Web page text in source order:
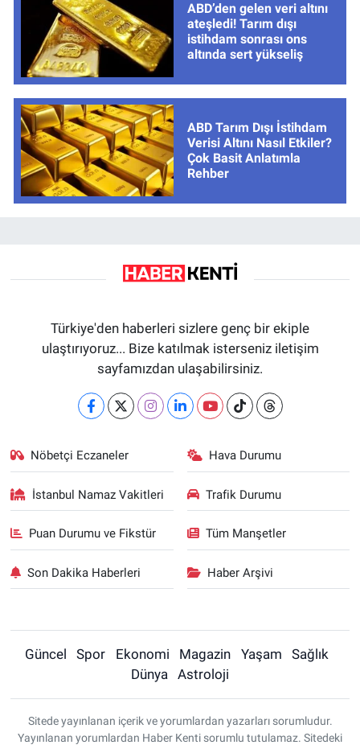
ABD’den gelen veri altını
ateşledi! Tarım dışı
istihdam sonrası ons
altında sert yükseliş
ABD Tarım Dışı İstihdam
Verisi Altını Nasıl Etkiler?
Çok Basit Anlatımla
Rehber
Türkiye'den haberleri sizlere genç bir ekiple
ulaştırıyoruz... Bize katılmak isterseniz iletişim
sayfamızdan ulaşabilirsiniz.
Nöbetçi Eczaneler Hava Durumu
İstanbul Namaz Vakitleri Trafik Durumu
Puan Durumu ve Fikstür Tüm Manşetler
Son Dakika Haberleri Haber Arşivi
Güncel Spor Ekonomi Magazin Yaşam
Sağlık
Dünya
Astroloji
Sitede yayınlanan içerik ve yorumlardan yazarları sorumludur.
Yayınlanan yorumlardan Haber Kenti sorumlu tutulamaz. Sitedeki